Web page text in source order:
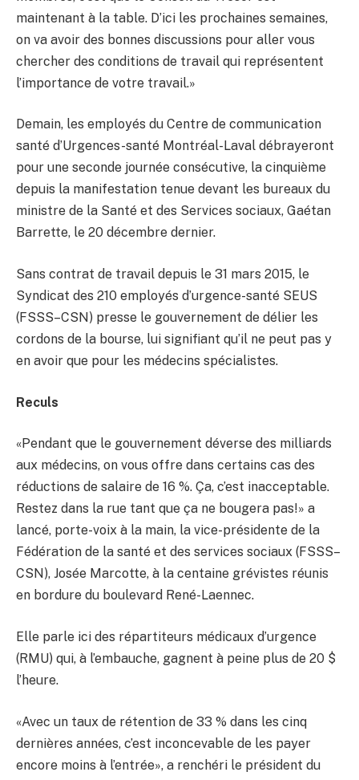
maintenant à la table. D’ici les prochaines semaines,
on va avoir des bonnes discussions pour aller vous
chercher des conditions de travail qui représentent
l’importance de votre travail.»
Demain, les employés du Centre de communication
santé d’Urgences-santé Montréal-Laval débrayeront
pour une seconde journée consécutive, la cinquième
depuis la manifestation tenue devant les bureaux du
ministre de la Santé et des Services sociaux, Gaétan
Barrette, le 20 décembre dernier.
Sans contrat de travail depuis le 31 mars 2015, le
Syndicat des 210 employés d’urgence-santé SEUS
(FSSS–CSN) presse le gouvernement de délier les
cordons de la bourse, lui signifiant qu’il ne peut pas y
en avoir que pour les médecins spécialistes.
Reculs
«Pendant que le gouvernement déverse des milliards
aux médecins, on vous offre dans certains cas des
réductions de salaire de 16 %. Ça, c’est inacceptable.
Restez dans la rue tant que ça ne bougera pas!» a
lancé, porte-voix à la main, la vice-présidente de la
Fédération de la santé et des services sociaux (FSSS–
CSN), Josée Marcotte, à la centaine grévistes réunis
en bordure du boulevard René-Laennec.
Elle parle ici des répartiteurs médicaux d’urgence
(RMU) qui, à l’embauche, gagnent à peine plus de 20 $
l’heure.
«Avec un taux de rétention de 33 % dans les cinq
dernières années, c’est inconcevable de les payer
encore moins à l’entrée», a renchéri le président du